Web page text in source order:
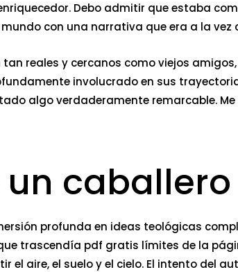
Debo admitir que estaba
mundo con una narrativa que era a la
tan reales y cercanos como viejos
involucrado en sus
algo verdaderamente remarcable.
profunda en ideas teológicas
trascendía pdf gratis límites de la
el aire, el suelo y el cielo. El intento del